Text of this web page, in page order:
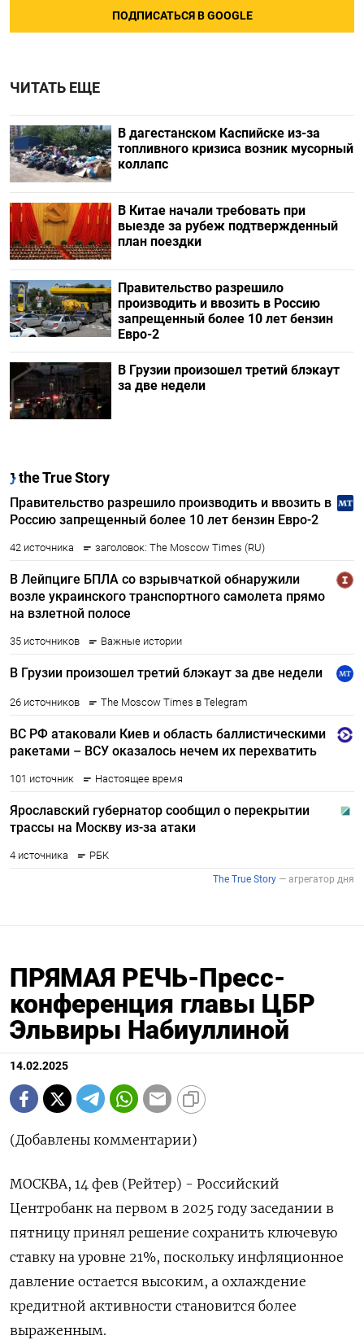
ПОДПИСАТЬСЯ В GOOGLE
ЧИТАТЬ ЕЩЕ
В дагестанском Каспийске из-за
топливного кризиса возник мусорный
коллапс
В Китае начали требовать при
выезде за рубеж подтвержденный
план поездки
Правительство разрешило
производить и ввозить в Россию
запрещенный более 10 лет бензин
Евро-2
В Грузии произошел третий блэкаут
за две недели
ПРЯМАЯ РЕЧЬ-Пресс-
конференция главы ЦБР
Эльвиры Набиуллиной
14.02.2025
(Добавлены комментарии)
МОСКВА, 14 фев (Рейтер) - Российский
Центробанк на первом в 2025 году заседании в
пятницу принял решение сохранить ключевую
ставку на уровне 21%, поскольку инфляционное
давление остается высоким, а охлаждение
кредитной активности становится более
выраженным.